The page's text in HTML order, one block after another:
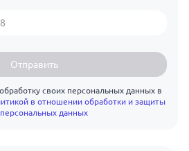
Отправить
своих персональных данных в
в отношении обработки и защиты
персональных данных